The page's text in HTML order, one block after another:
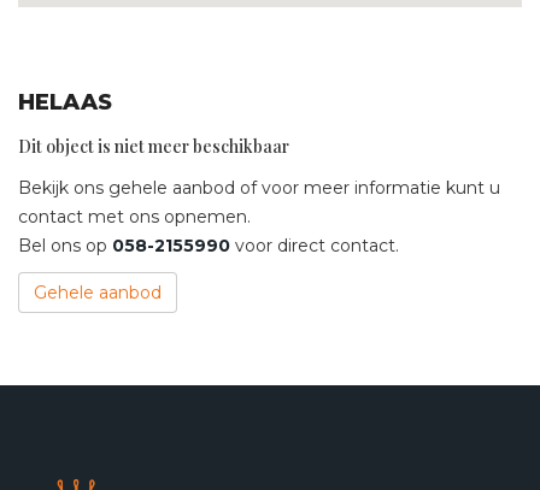
HELAAS
Dit object is niet meer beschikbaar
Bekijk ons gehele aanbod of voor meer informatie kunt u
contact met ons opnemen.
Bel ons op 058-2155990 voor direct contact.
Gehele aanbod